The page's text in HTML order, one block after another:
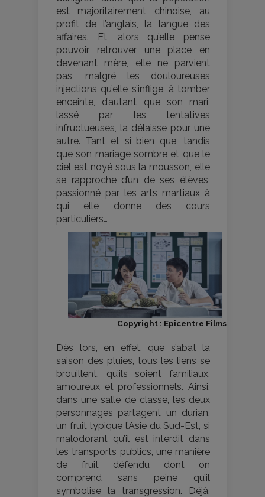
est majoritairement chinoise, au
profit de l’anglais, la langue des
affaires. Et, alors qu’elle pense
pouvoir retrouver une place en
devenant mère, elle ne parvient
pas, malgré les douloureuses
injections qu’elle s’inflige, à tomber
enceinte, d’autant que son mari,
lassé par les tentatives
infructueuses, la délaisse pour une
autre. Tant et si bien que, tandis
que son mariage sombre et que le
ciel est noyé sous la mousson, elle
se rapproche d’un de ses élèves,
passionné par les arts martiaux à
qui elle donne des cours
particuliers…
Copyright : Epicentre Films
Dès lors, en effet, que s’abat la
saison des pluies, tous les liens se
brouillent, qu’ils soient familiaux,
amoureux et professionnels. Ainsi,
dans une salle de classe, les deux
personnages partagent un durian,
un fruit typique l’Asie du Sud-Est, si
malodorant qu’il est interdit dans
les transports publics, une manière
de fruit défendu dont on
comprend sans peine qu’il
symbolise la transgression. Déjà,